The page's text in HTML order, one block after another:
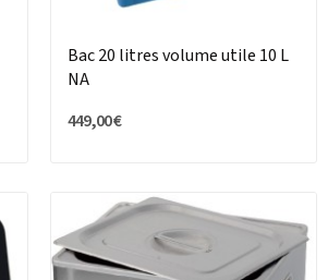
Bac 20 litres volume utile 10 L
NA
449,00 €